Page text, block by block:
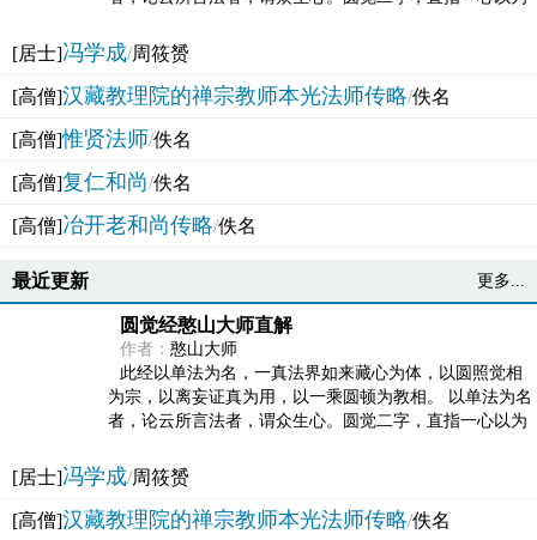
[居士]冯学成/周筱赟
[高僧]汉藏教理院的禅宗教师本光法师传略/佚名
[高僧]惟贤法师/佚名
[高僧]复仁和尚/佚名
[高僧]冶开老和尚传略/佚名
最近更新 更多...
圆觉经憨山大师直解
作者： 憨山大师
此经以单法为名，一真法界如来藏心为体，以圆照觉相
为宗，以离妄证真为用，以一乘圆顿为教相。 以单法为名
者，论云所言法者，谓众生心。圆觉二字，直指一心以为
[居士]冯学成/周筱赟
[高僧]汉藏教理院的禅宗教师本光法师传略/佚名